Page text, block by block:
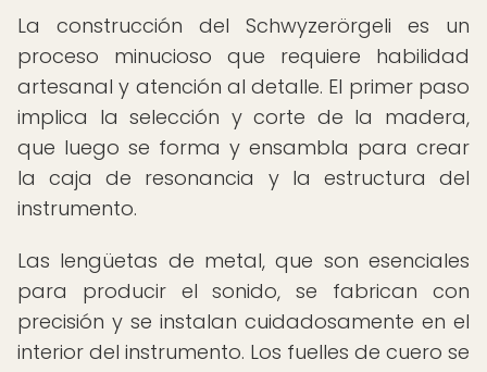
La construcción del Schwyzerörgeli es un
proceso minucioso que requiere habilidad
artesanal y atención al detalle. El primer paso
implica la selección y corte de la madera,
que luego se forma y ensambla para crear
la caja de resonancia y la estructura del
instrumento.
Las lengüetas de metal, que son esenciales
para producir el sonido, se fabrican con
precisión y se instalan cuidadosamente en el
interior del instrumento. Los fuelles de cuero se